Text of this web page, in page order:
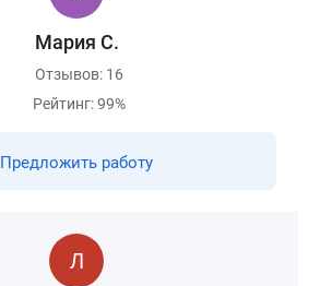
Мария С.
Отзывов: 16
Рейтинг: 99%
Предложить работу